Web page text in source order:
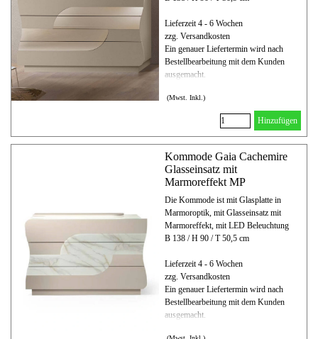
Lieferzeit 4 - 6 Wochen
zzg. Versandkosten
Ein genauer Liefertermin wird nach
Bestellbearbeitung mit dem Kunden
ausgemacht.
(Mwst. Inkl.)
Hinzufügen
Kommode Gaia Cachemire
Glasseinsatz mit
Marmoreffekt MP
Die Kommode ist mit Glasplatte in
Marmoroptik, mit Glasseinsatz mit
Marmoreffekt, mit LED Beleuchtung
B 138 / H 90 / T 50,5 cm
Lieferzeit 4 - 6 Wochen
zzg. Versandkosten
Ein genauer Liefertermin wird nach
Bestellbearbeitung mit dem Kunden
ausgemacht.